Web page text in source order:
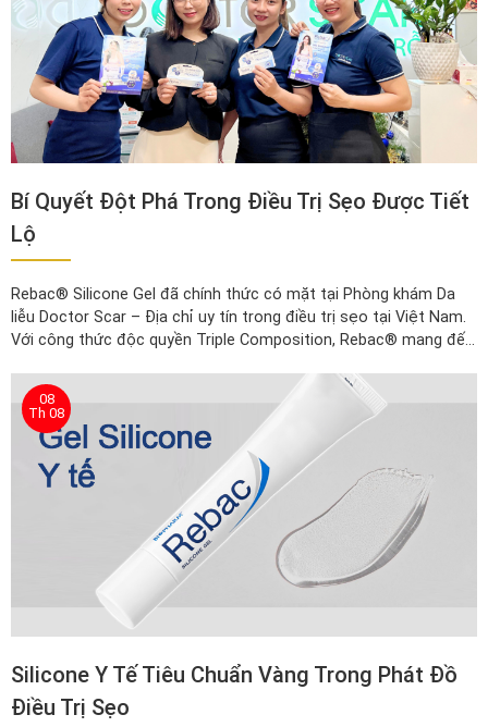
Bí Quyết Đột Phá Trong Điều Trị Sẹo Được Tiết
Lộ
Rebac® Silicone Gel đã chính thức có mặt tại Phòng khám Da
liễu Doctor Scar – Địa chỉ uy tín trong điều trị sẹo tại Việt Nam.
Với công thức độc quyền Triple Composition, Rebac® mang đến
vết.
08
Th 08
Silicone Y Tế Tiêu Chuẩn Vàng Trong Phát Đồ
Điều Trị Sẹo